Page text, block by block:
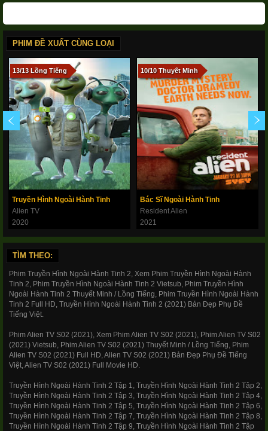
PHIM ĐỀ XUẤT CÙNG LOẠI
13/13 Lồng Tiếng
Truyền Hình Ngoài Hành Tinh
Alien TV
2020
10/10 Thuyết Minh
Bác Sĩ Ngoài Hành Tinh
Resident Alien
2021
TÌM THEO:
Phim Truyền Hình Ngoài Hành Tinh 2, Xem Phim Truyền Hình Ngoài Hành
Tinh 2, Phim Truyền Hình Ngoài Hành Tinh 2 Vietsub, Phim Truyền Hình
Ngoài Hành Tinh 2 Thuyết Minh / Lồng Tiếng, Phim Truyền Hình Ngoài Hành
Tinh 2 Full HD, Truyền Hình Ngoài Hành Tinh 2 (2021) Bản Đẹp Phụ Đề
Tiếng Việt.
Phim Alien TV S02 (2021), Xem Phim Alien TV S02 (2021), Phim Alien TV S02
(2021) Vietsub, Phim Alien TV S02 (2021) Thuyết Minh / Lồng Tiếng, Phim
Alien TV S02 (2021) Full HD, Alien TV S02 (2021) Bản Đẹp Phụ Đề Tiếng
Việt, Alien TV S02 (2021) Full Movie HD.
Truyền Hình Ngoài Hành Tinh 2 Tập 1, Truyền Hình Ngoài Hành Tinh 2 Tập 2,
Truyền Hình Ngoài Hành Tinh 2 Tập 3, Truyền Hình Ngoài Hành Tinh 2 Tập 4,
Truyền Hình Ngoài Hành Tinh 2 Tập 5, Truyền Hình Ngoài Hành Tinh 2 Tập 6,
Truyền Hình Ngoài Hành Tinh 2 Tập 7, Truyền Hình Ngoài Hành Tinh 2 Tập 8,
Truyền Hình Ngoài Hành Tinh 2 Tập 9, Truyền Hình Ngoài Hành Tinh 2 Tập